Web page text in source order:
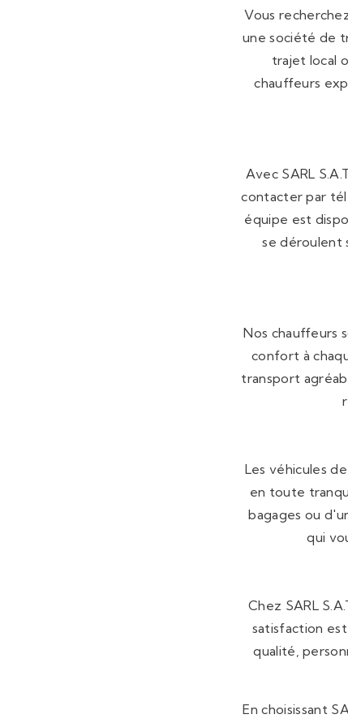
Vous
une société de
trajet local
chauffeurs
Avec SARL
contacter par
équipe est
se déroulent
Nos chauffeurs
confort à
transport
Les véhicules
en toute
bagages ou
qui
Chez SARL
satisfaction
qualité,
En choisissant